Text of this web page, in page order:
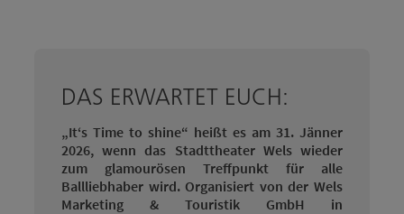
DAS ERWARTET EUCH:
„It‘s Time to shine“ heißt es am 31. Jänner
2026, wenn das Stadttheater Wels wieder
zum glamourösen Treffpunkt für alle
Ballliebhaber wird. Organisiert von der Wels
Marketing & Touristik GmbH in